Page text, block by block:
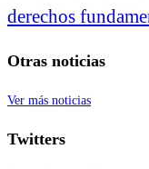
derechos
Otras noticias
Ver más noticias
Twitters